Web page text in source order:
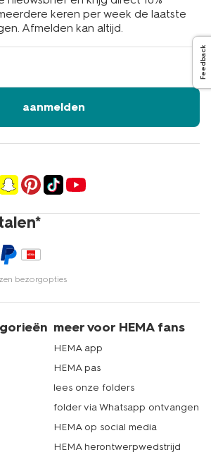
bezorgopties
keren per week de laatste
Afmelden kan altijd.
aanmelden
meer voor HEMA fans
HEMA app
HEMA pas
lees onze folders
folder via Whatsapp ontvangen
HEMA op social media
HEMA herontwerpwedstrijd
Feedback